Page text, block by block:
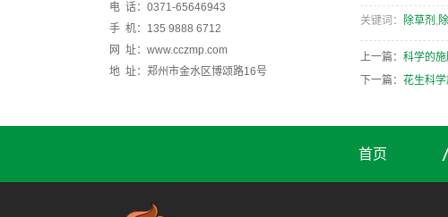
电 话：0371-65646943
手 机：135 9888 6712
网 址：www.cczmp.com
地 址：郑州市金水区博颂路16号
关键词： 除草剂 ,
上一篇： 科学的
下一篇： 花生科
首页